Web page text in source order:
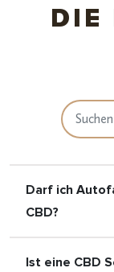
DIE
Darf ich
CBD?
Ist eine CBD